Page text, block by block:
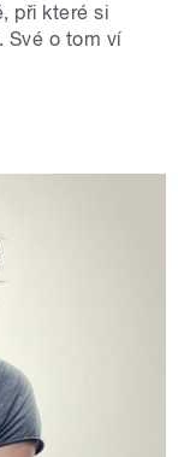
při které si
Své o tom ví